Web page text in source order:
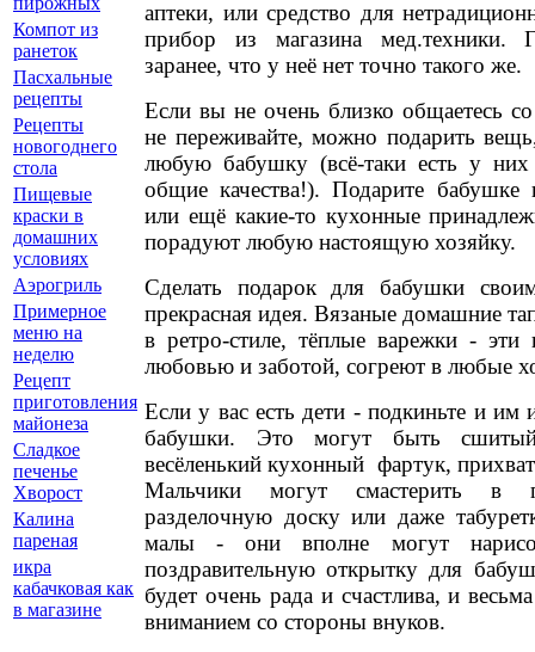
аптеки, или средство для
прибор из магазина мед.техники.
заранее, что у неё нет точно такого же.
Если вы не очень близко общаетесь
не переживайте, можно подарить
любую бабушку (всё-таки есть у
общие качества!). Подарите бабушке
или ещё какие-то кухонные
порадуют любую настоящую хозяйку.
Сделать подарок для бабушки
прекрасная идея. Вязаные домашние
в ретро-стиле, тёплые варежки - эти
любовью и заботой, согреют в любые
Если у вас есть дети - подкиньте и им
бабушки. Это могут быть
весёленький кухонный фартук,
Мальчики могут смастерить в
разделочную доску или даже
малы - они вполне могут
поздравительную открытку для
будет очень рада и счастлива, и
вниманием со стороны внуков.
Компот из
ранеток
Пасхальные
рецепты
Рецепты
новогоднего
стола
Пищевые
краски в
домашних
условиях
Аэрогриль
Примерное
меню на
неделю
Рецепт
приготовления
майонеза
Сладкое
печенье
Хворост
Калина
пареная
икра
кабачковая как
в магазине